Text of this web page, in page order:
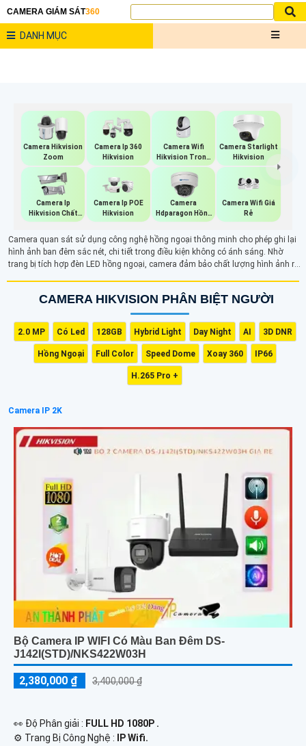
CAMERA GIÁM SÁT360
DANH MỤC
Camera Hikvision
Zoom
Camera Ip 360
Hikvision
Camera Wifi
Hikvision Trong
Nhà
Camera Starlight
Hikvision
Camera Ip
Hikvision Chất
Lượng
Camera Ip POE
Hikvision
Camera
Hdparagon Hồng
Ngoại
Camera Wifi Giá
Rẻ
Camera quan sát sử dụng công nghệ hồng ngoại thông minh cho phép ghi lại
hình ảnh ban đêm sắc nét, chi tiết trong điều kiện không có ánh sáng. Nhờ
trang bị tích hợp đèn LED hồng ngoại, camera đảm bảo chất lượng hình ảnh rõ
CAMERA HIKVISION PHÂN BIỆT NGƯỜI
2.0 MP Có Led 128GB Hybrid Light Day Night AI 3D DNR
Hồng Ngoại Full Color Speed Dome Xoay 360 IP66
H.265 Pro +
Camera IP 2K
Bộ Camera IP WIFI Có Màu Ban Đêm DS-
J142I(STD)/NKS422W03H
2,380,000 ₫ 3,400,000 ₫
️👀 Độ Phân giải : FULL HD 1080P .
⚙ Trang Bị Công Nghệ :
IP Wifi.